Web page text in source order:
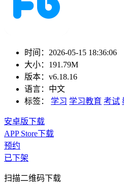
时间： 2026-05-15 18:36:06
大小： 191.79M
版本： v6.18.16
语言： 中文
标签：
学习 学习教育 考试
安卓版下载
APP Store下载
预约
已下架
扫描二维码下载